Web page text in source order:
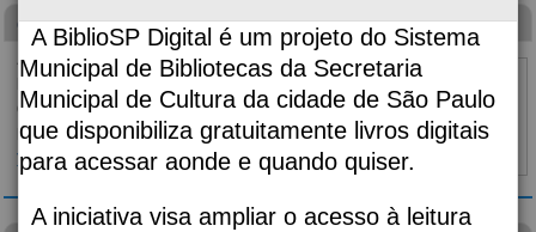
A BiblioSP Digital é um projeto do Sistema
Municipal de Bibliotecas da Secretaria
Municipal de Cultura da cidade de São Paulo
que disponibiliza gratuitamente livros digitais
para acessar aonde e quando quiser.
A iniciativa visa ampliar o acesso à leitura
Canção para ninar menino grande
Autoria
Evaristo, Conceição, 1946-;
2ª edição
Classificação 869.34
Material:Livro
Topo ⇧|Detalhes